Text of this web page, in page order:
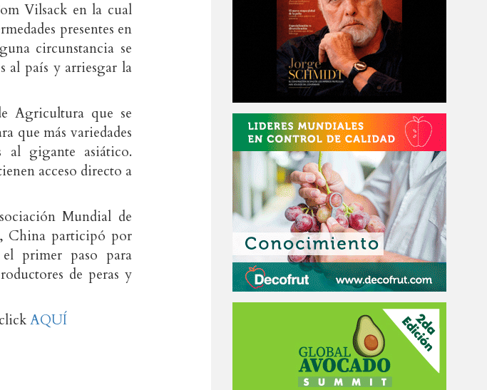
Vilsack en la cual
presentes en
circunstancia se
al país y arriesgar la
Agricultura que se
que más variedades
al gigante asiático.
acceso directo a
Mundial de
China participó por
primer paso para
de peras y
AQUÍ